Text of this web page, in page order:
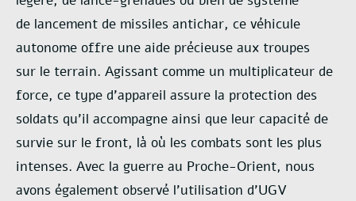
de lancement de missiles antichar, ce véhicule
autonome offre une aide précieuse aux troupes
sur le terrain. Agissant comme un multiplicateur de
force, ce type d’appareil assure la protection des
soldats qu’il accompagne ainsi que leur capacité de
survie sur le front, là où les combats sont les plus
intenses. Avec la guerre au Proche-Orient, nous
avons également observé l’utilisation d’UGV